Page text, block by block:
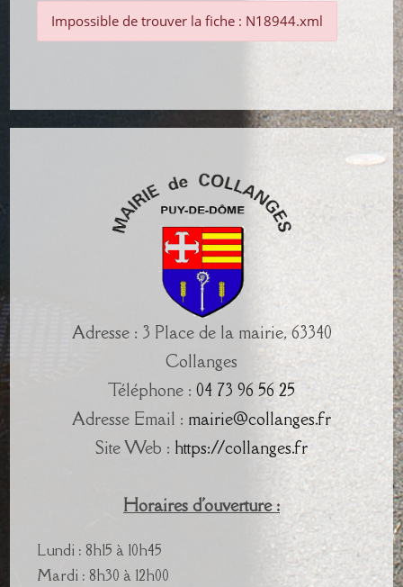
Impossible de trouver la fiche : N18944.xml
Adresse : 3 Place de la mairie, 63340
Collanges
Téléphone : 04 73 96 56 25
Adresse Email : mairie@collanges.fr
Site Web : https://collanges.fr
Horaires d'ouverture :
Lundi : 8h15 à 10h45
Mardi : 8h30 à 12h00